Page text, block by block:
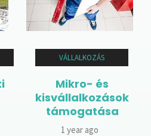
VÁLLALKOZÁS
Mikro- és
kisvállalkozások
támogatása
1 year ago